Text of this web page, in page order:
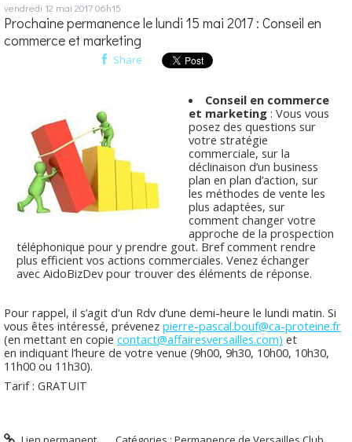
vendredi 12 mai 201706h15
Prochaine permanence le lundi 15 mai 2017 : Conseil en
commerce et marketing
Share
Conseil en commerce
et marketing : Vous vous
posez des questions sur
votre stratégie
commerciale, sur la
déclinaison d’un business
plan en plan d’action, sur
les méthodes de vente les
plus adaptées, sur
comment changer votre
approche de la prospection
téléphonique pour y prendre gout. Bref comment rendre
plus efficient vos actions commerciales. Venez échanger
avec AidoBizDev pour trouver des éléments de réponse.
Pour rappel, il s’agit d'un Rdv d’une demi-heure le lundi matin. Si
vous êtes intéressé, prévenez pierre-pascal.bouf@ca-proteine.fr
(en mettant en copie contact@affairesversailles.com) et
en indiquant l’heure de votre venue (9h00, 9h30, 10h00, 10h30,
11h00 ou 11h30).
Tarif : GRATUIT